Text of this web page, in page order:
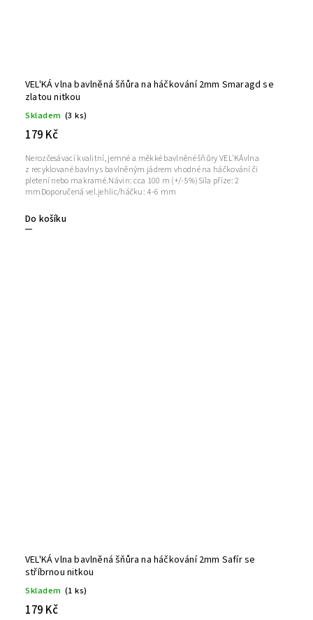
VEL'KÁ vlna bavlněná šňůra na háčkování 2mm Smaragd se
zlatou nitkou
Skladem (3 ks)
179 Kč
Do košíku
Nerozčesávací kvalitní, jemné a měkké bavlněné šňůry VEL'KÁvlna
z recyklované bavlny s bavlněným jádrem vhodné na háčkování či
pletení nebo makramé.Návin: cca 100 m (+/-5%)Síla příze: 2
mmDoporučená vel.jehlic/háčku: 4-6 mm
VEL'KÁ vlna bavlněná šňůra na háčkování 2mm Safír se
stříbrnou nitkou
Skladem (1 ks)
179 Kč